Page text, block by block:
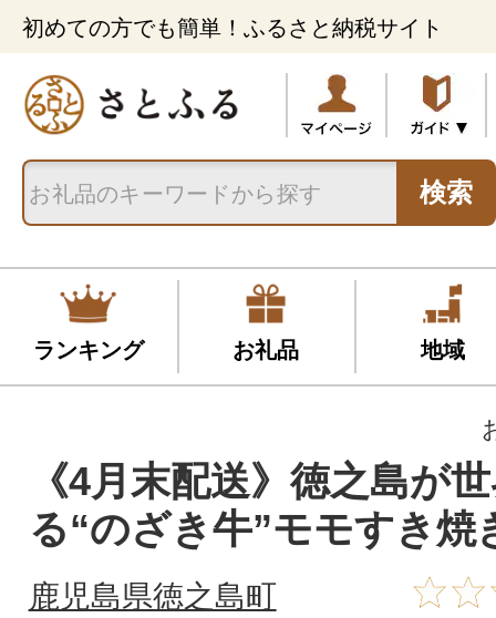
初めての方でも簡単！ふるさと納税サイト
検索
ランキング お礼品 地域
《4月末配送》徳之島が
る“のざき牛”モモすき焼
鹿児島県徳之島町